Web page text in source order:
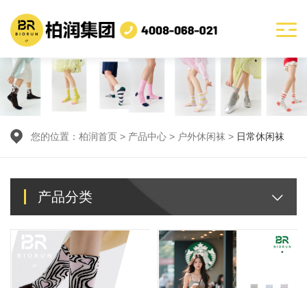
您的位置： 柏润首页 > 产品中心 > 户外休闲袜 > 日常休闲袜
产品分类